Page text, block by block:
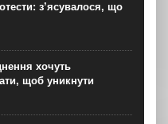
з’ясувалося, що
хочуть
щоб уникнути